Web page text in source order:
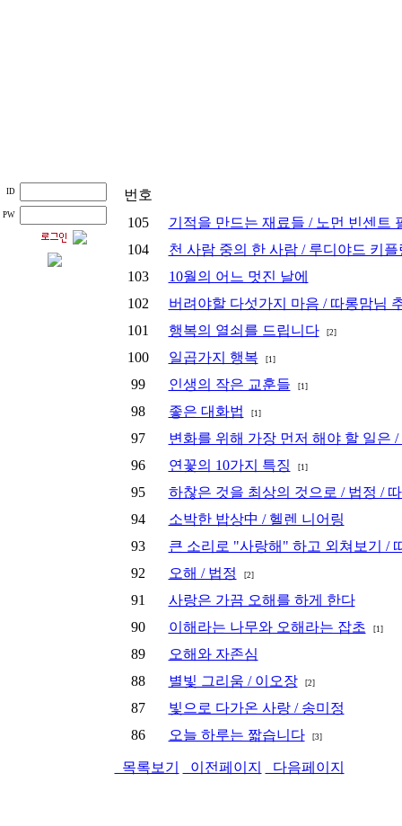
ID
PW
번호
105
기적을 만드는 재료들 / 노먼 빈센트
104
천 사람 중의 한 사람 / 루디야드 키플
103
10월의 어느 멋진 날에
102
버려야할 다섯가지 마음 / 따롱맘님
101
행복의 열쇠를 드립니다 [2]
100 일곱가지 행복 [1]
99 인생의 작은 교훈들 [1]
98 좋은 대화법 [1]
97
변화를 위해 가장 먼저 해야 할 일은 /
96
연꽃의 10가지 특징 [1]
95
하찮은 것을 최상의 것으로 / 법정 /
94
소박한 밥상中 / 헬렌 니어링
93
큰 소리로 "사랑해" 하고 외쳐보기 /
92
오해 / 법정 [2]
91
사랑은 가끔 오해를 하게 한다
90
이해라는 나무와 오해라는 잡초 [1]
89
오해와 자존심
88
별빛 그리움 / 이오장 [2]
87
빛으로 다가온 사랑 / 송미정
86
오늘 하루는 짧습니다 [3]
목록보기 이전페이지 다음페이지